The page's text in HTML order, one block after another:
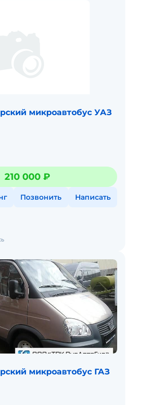
микроавтобус УАЗ
210 000 ₽
Позвонить Написать
микроавтобус ГАЗ